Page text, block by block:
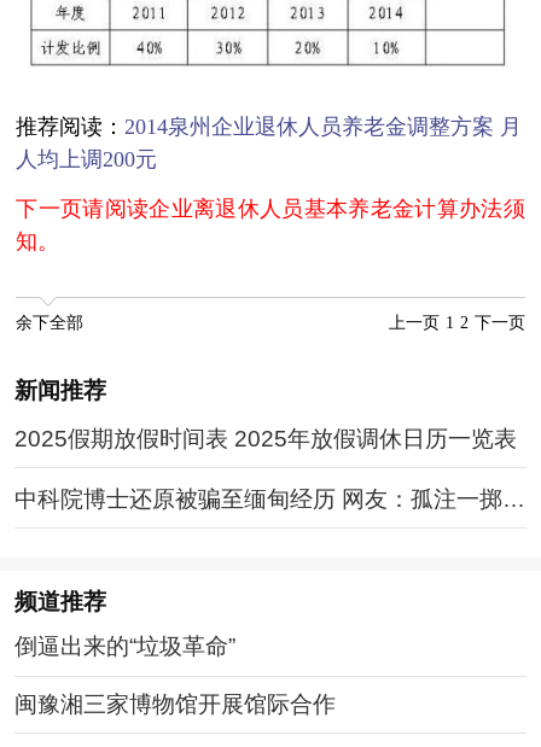
推荐阅读：2014泉州企业退休人员养老金调整方案 月
人均上调200元
下一页请阅读企业离退休人员基本养老金计算办法须
知。
余下全部 上一页 1 2 下一页
新闻推荐
2025假期放假时间表 2025年放假调休日历一览表
中科院博士还原被骗至缅甸经历 网友：孤注一掷现
实版
频道推荐
倒逼出来的“垃圾革命”
闽豫湘三家博物馆开展馆际合作